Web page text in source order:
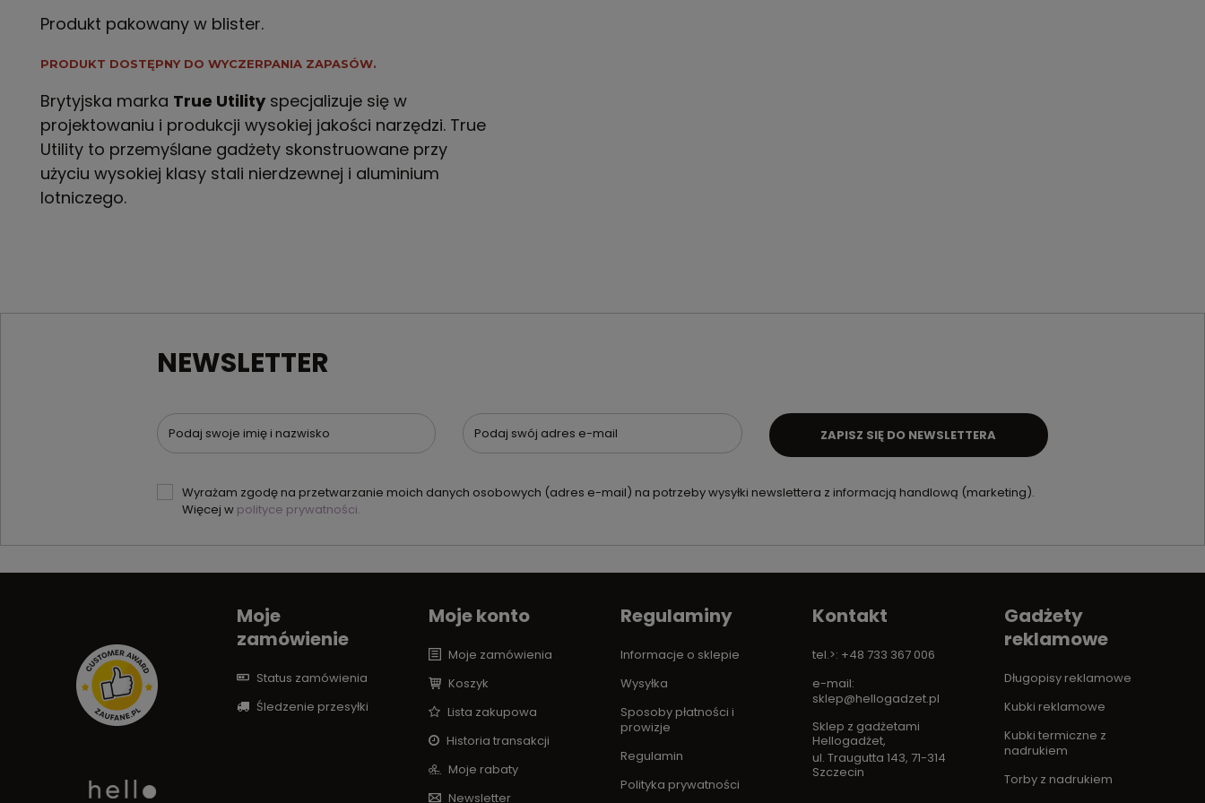
Produkt pakowany w blister.
PRODUKT DOSTĘPNY DO WYCZERPANIA ZAPASÓW.
Brytyjska marka True Utility specjalizuje się w
projektowaniu i produkcji wysokiej jakości narzędzi. True
Utility to przemyślane gadżety skonstruowane przy
użyciu wysokiej klasy stali nierdzewnej i aluminium
lotniczego.
NEWSLETTER
Podaj swoje imię i nazwisko Podaj swój adres e-mail
Wyrażam zgodę na przetwarzanie moich danych osobowych (adres e-mail) na potrzeby wysyłki newslettera z informacją handlową (marketing).
Więcej w polityce prywatności.
ZAPISZ SIĘ DO NEWSLETTERA
Moje
zamówienie
Status zamówienia
Śledzenie przesyłki
Moje konto
Moje zamówienia
Koszyk
Lista zakupowa
Historia transakcji
Moje rabaty
Newsletter
Regulaminy
Informacje o sklepie
Wysyłka
Sposoby płatności i
prowizje
Regulamin
Polityka prywatności
Kontakt
tel.>: +48 733 367 006
e-mail:
sklep@hellogadzet.pl
Sklep z gadżetami
Hellogadżet,
ul. Traugutta 143, 71-314
Szczecin
Gadżety
reklamowe
Długopisy reklamowe
Kubki reklamowe
Kubki termiczne z
nadrukiem
Torby z nadrukiem